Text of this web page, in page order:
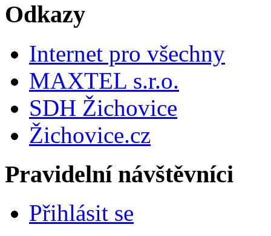
Odkazy
Internet pro všechny
MAXTEL s.r.o.
SDH Žichovice
Žichovice.cz
Pravidelní návštěvníci
Přihlásit se